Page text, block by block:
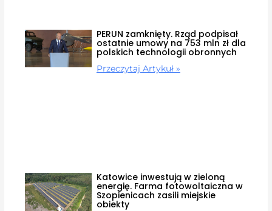
PERUN zamknięty. Rząd podpisał
ostatnie umowy na 753 mln zł dla
polskich technologii obronnych
Przeczytaj Artykuł »
Katowice inwestują w zieloną
energię. Farma fotowoltaiczna w
Szopienicach zasili miejskie
obiekty